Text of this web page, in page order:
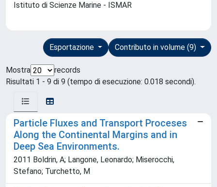
Istituto di Scienze Marine - ISMAR
Contributo in volume (9)
Esportazione
Mostra
records
Risultati 1 - 9 di 9 (tempo di esecuzione: 0.018 secondi).
Particle Fluxes and Transport Proceses
Along the Continental Margins and in
Deep Sea Environments.
2011 Boldrin, A; Langone, Leonardo; Miserocchi,
Stefano; Turchetto, M